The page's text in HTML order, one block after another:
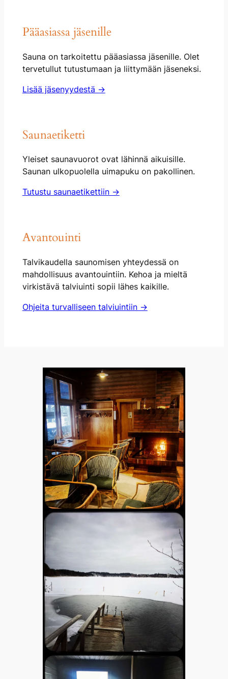
Pääasiassa jäsenille
Sauna on tarkoitettu pääasiassa jäsenille. Olet
tervetullut tutustumaan ja liittymään jäseneksi.
Lisää jäsenyydestä →
Saunaetiketti
Yleiset saunavuorot ovat lähinnä aikuisille.
Saunan ulkopuolella uimapuku on pakollinen.
Tutustu saunaetikettiin →
Avantouinti
Talvikaudella saunomisen yhteydessä on
mahdollisuus avantouintiin. Kehoa ja mieltä
virkistävä talviuinti sopii lähes kaikille.
Ohjeita turvalliseen talviuintiin →